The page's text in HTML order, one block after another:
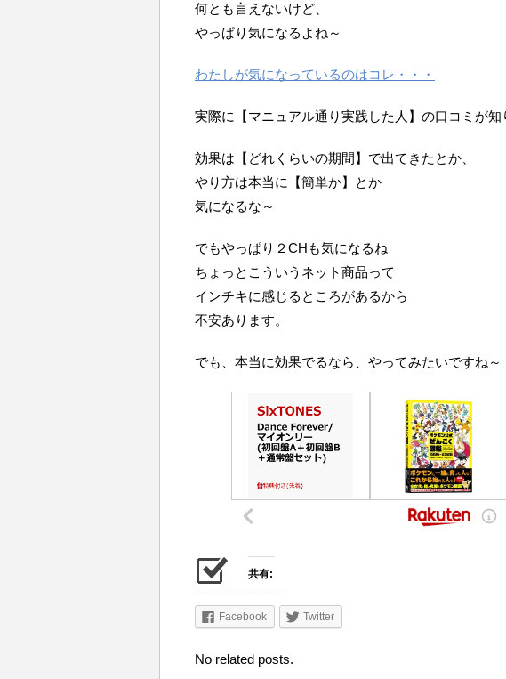
何とも言えないけど、
やっぱり気になるよね～
わたしが気になっているのはコレ・・・
実際に【マニュアル通り実践した人】の口コミが知
効果は【どれくらいの期間】で出てきたとか、
やり方は本当に【簡単か】とか
気になるな～
でもやっぱり２CHも気になるね
ちょっとこういうネット商品って
インチキに感じるところがあるから
不安あります。
でも、本当に効果でるなら、やってみたいですね～
共有:
Facebook Twitter
No related posts.